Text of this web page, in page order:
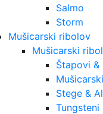
Salmo
Storm
Mušicarski ribolov
Mušicarski
Štapovi &
Stege &
Tungsteni